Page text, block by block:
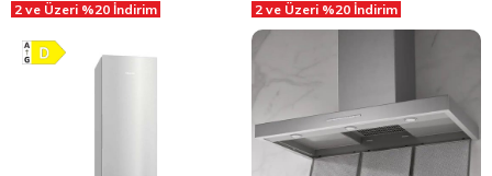
2 ve Üzeri %20 İndirim 2 ve Üzeri %20 İndirim